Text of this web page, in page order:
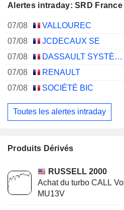
Alertes intraday: SRD France
07/08 VALLOUREC
07/08
JCDECAUX SE
07/08
DASSAULT SYSTÈMES SE
07/08
RENAULT
07/08
SOCIÉTÉ BIC
Toutes les alertes intraday
Produits Dérivés
RUSSELL 2000
Achat du turbo CALL
MU13V